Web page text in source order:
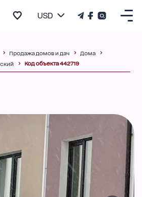
USD
Продажа домов и дач
Дома
Код объекта 442719